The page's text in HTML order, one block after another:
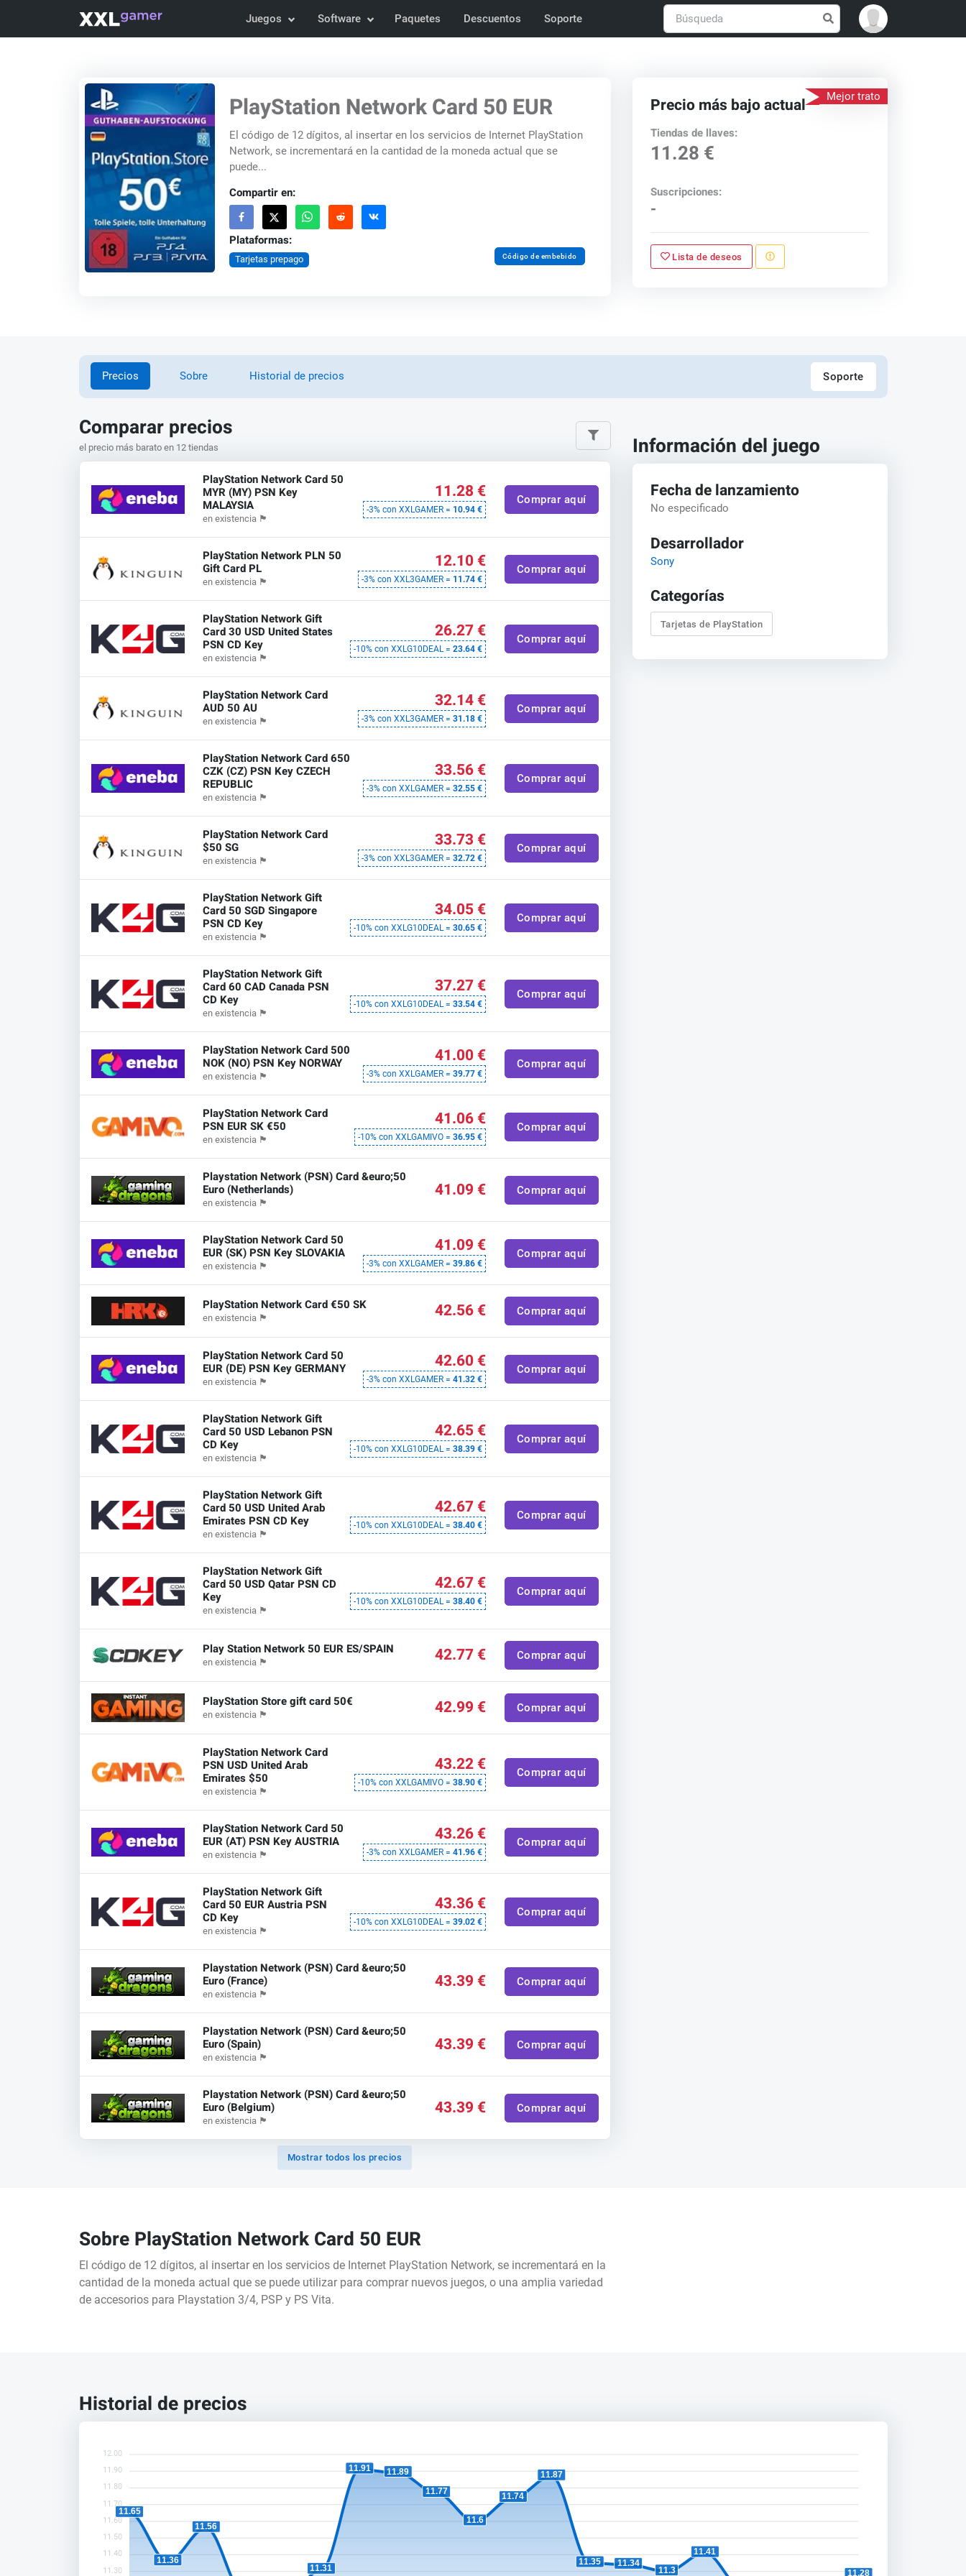
Juegos Software Paquetes Descuentos Soporte
PlayStation Network Card 50 EUR
El código de 12 dígitos, al insertar en los servicios de Internet PlayStation
Network, se incrementará en la cantidad de la moneda actual que se
puede...
Compartir en:
Plataformas:
Tarjetas prepago Código de embebido
Mejor trato
Precio más bajo actual
Tiendas de llaves:
11.28 €
Suscripciones:
-
Lista de deseos
Precios Sobre Historial de precios Soporte
Comparar precios
el precio más barato en 12 tiendas
PlayStation Network Card 50
MYR (MY) PSN Key
MALAYSIA
en existencia 🏴
11.28 €
-3% con XXLGAMER = 10.94 €
Comprar aquí
PlayStation Network PLN 50
Gift Card PL
en existencia 🏴
12.10 €
-3% con XXL3GAMER = 11.74 €
Comprar aquí
PlayStation Network Gift
Card 30 USD United States
PSN CD Key
en existencia 🏴
26.27 €
-10% con XXLG10DEAL = 23.64 €
Comprar aquí
PlayStation Network Card
AUD 50 AU
en existencia 🏴
32.14 €
-3% con XXL3GAMER = 31.18 €
Comprar aquí
PlayStation Network Card 650
CZK (CZ) PSN Key CZECH
REPUBLIC
en existencia 🏴
33.56 €
-3% con XXLGAMER = 32.55 €
Comprar aquí
PlayStation Network Card
$50 SG
en existencia 🏴
33.73 €
-3% con XXL3GAMER = 32.72 €
Comprar aquí
PlayStation Network Gift
Card 50 SGD Singapore
PSN CD Key
en existencia 🏴
34.05 €
-10% con XXLG10DEAL = 30.65 €
Comprar aquí
PlayStation Network Gift
Card 60 CAD Canada PSN
CD Key
en existencia 🏴
37.27 €
-10% con XXLG10DEAL = 33.54 €
Comprar aquí
PlayStation Network Card 500
NOK (NO) PSN Key NORWAY
en existencia 🏴
41.00 €
-3% con XXLGAMER = 39.77 €
Comprar aquí
PlayStation Network Card
PSN EUR SK €50
en existencia 🏴
41.06 €
-10% con XXLGAMIVO = 36.95 €
Comprar aquí
Playstation Network (PSN) Card &euro;50
Euro (Netherlands)
en existencia 🏴
41.09 € Comprar aquí
PlayStation Network Card 50
EUR (SK) PSN Key SLOVAKIA
en existencia 🏴
41.09 €
-3% con XXLGAMER = 39.86 €
Comprar aquí
PlayStation Network Card €50 SK
en existencia 🏴 42.56 € Comprar aquí
PlayStation Network Card 50
EUR (DE) PSN Key GERMANY
en existencia 🏴
42.60 €
-3% con XXLGAMER = 41.32 €
Comprar aquí
PlayStation Network Gift
Card 50 USD Lebanon PSN
CD Key
en existencia 🏴
42.65 €
-10% con XXLG10DEAL = 38.39 €
Comprar aquí
PlayStation Network Gift
Card 50 USD United Arab
Emirates PSN CD Key
en existencia 🏴
42.67 €
-10% con XXLG10DEAL = 38.40 €
Comprar aquí
PlayStation Network Gift
Card 50 USD Qatar PSN CD
Key
en existencia 🏴
42.67 €
-10% con XXLG10DEAL = 38.40 €
Comprar aquí
Play Station Network 50 EUR ES/SPAIN
en existencia 🏴 42.77 € Comprar aquí
PlayStation Store gift card 50€
en existencia 🏴 42.99 € Comprar aquí
PlayStation Network Card
PSN USD United Arab
Emirates $50
en existencia 🏴
43.22 €
-10% con XXLGAMIVO = 38.90 €
Comprar aquí
PlayStation Network Card 50
EUR (AT) PSN Key AUSTRIA
en existencia 🏴
43.26 €
-3% con XXLGAMER = 41.96 €
Comprar aquí
PlayStation Network Gift
Card 50 EUR Austria PSN
CD Key
en existencia 🏴
43.36 €
-10% con XXLG10DEAL = 39.02 €
Comprar aquí
Playstation Network (PSN) Card &euro;50
Euro (France)
en existencia 🏴
43.39 € Comprar aquí
Playstation Network (PSN) Card &euro;50
Euro (Spain)
en existencia 🏴
43.39 € Comprar aquí
Playstation Network (PSN) Card &euro;50
Euro (Belgium)
en existencia 🏴
43.39 € Comprar aquí
Mostrar todos los precios
Información del juego
Fecha de lanzamiento
No especificado
Desarrollador
Sony
Categorías
Tarjetas de PlayStation
Sobre PlayStation Network Card 50 EUR
El código de 12 dígitos, al insertar en los servicios de Internet PlayStation Network, se incrementará en la
cantidad de la moneda actual que se puede utilizar para comprar nuevos juegos, o una amplia variedad
de accesorios para Playstation 3/4, PSP y PS Vita.
Historial de precios
12.00
11.90
11.80
11.70
11.60
11.50
11.40
11.30
11.65
11.36
11.56
11.31
11.91
11.89
11.77
11.6
11.74
11.87
11.35 11.34
11.3
11.41
11.28